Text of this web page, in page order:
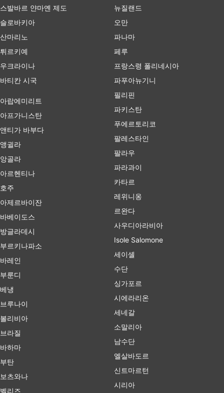
스발바르 얀마옌 제도
슬로바키아
산마리노
튀르키예
우크라이나
바티칸 시국
아랍에미리트
아프가니스탄
앤티가 바부다
앵귈라
앙골라
아르헨티나
호주
아제르바이잔
바베이도스
방글라데시
부르키나파소
바레인
부룬디
베냉
브루나이
볼리비아
브라질
바하마
부탄
보츠와나
벨리즈
뉴질랜드
오만
파나마
페루
프랑스령 폴리네시아
파푸아뉴기니
필리핀
파키스탄
푸에르토리코
팔레스타인
팔라우
파라과이
카타르
레위니옹
르완다
사우디아라비아
Isole Salomone
세이셸
수단
싱가포르
시에라리온
세네갈
소말리아
남수단
엘살바도르
신트마르턴
시리아